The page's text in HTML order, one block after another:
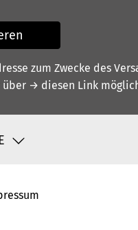
zum Zwecke des
über → diesen Link